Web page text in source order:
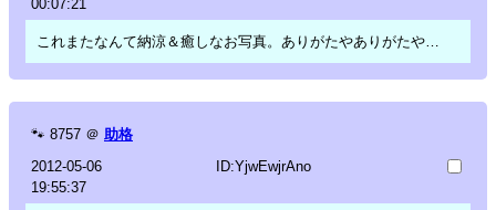
00:07:21
これまたなんて納涼＆癒しなお写真。ありがたやありがたや…
🐾 8757 ＠ 助格
2012-05-06
19:55:37
ID:YjwEwjrAno